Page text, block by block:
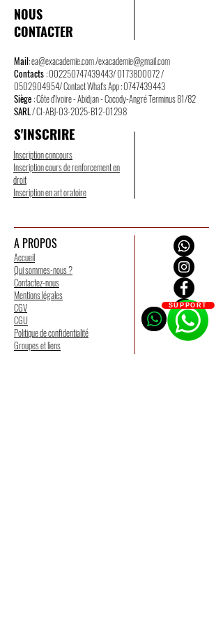
Régulation de la
Commande publique -
JORCI n°1 NS Mardi 18
février 2025 / JORCI n°14
Lundi 17 février 2025
NOUS
CONTACTER
Mail:ea@exacademie.com/exacademie@gmail.com
Contacts :002250747439443/0173800072/
0502904954/ Contact What's App :0747439443
Siège : Côte d'Ivoire - Abidjan - Cocody-Angré Terminus 81/82
SARL/ CI-ABJ-03-2025-B12-01298
S'INSCRIRE
Inscription concours
Inscription cours de renforcement en
droit
Inscription en art oratoire
A PROPOS
Accueil
Qui sommes-nous ?
Contactez-nous
Mentions légales
CGV
CGU
Politique de confidentialité
Groupes et liens
SUPPORT